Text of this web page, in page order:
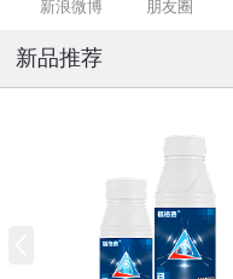
新浪微博 朋友圈
新品推荐